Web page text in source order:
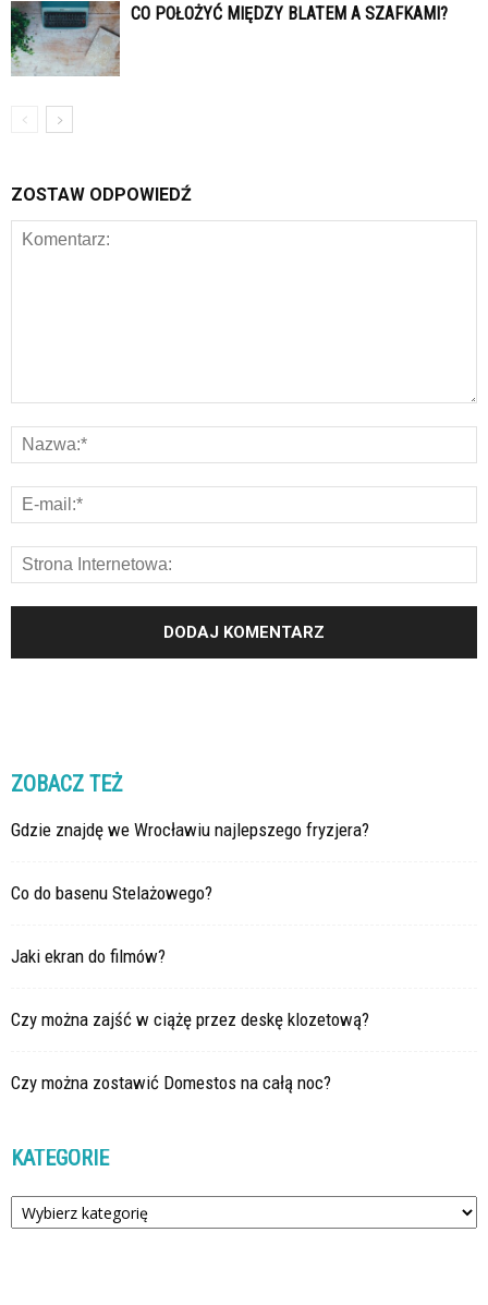
CO POŁOŻYĆ MIĘDZY BLATEM A SZAFKAMI?
ZOSTAW ODPOWIEDŹ
ZOBACZ TEŻ
Gdzie znajdę we Wrocławiu najlepszego fryzjera?
Co do basenu Stelażowego?
Jaki ekran do filmów?
Czy można zajść w ciążę przez deskę klozetową?
Czy można zostawić Domestos na całą noc?
KATEGORIE
Kategorie